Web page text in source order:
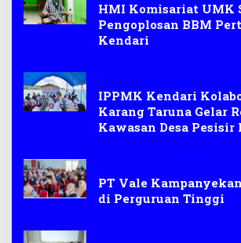
HMI Komisariat UMK
Pengoplosan BBM
Kendari
IPPMK Kendari
Karang Taruna Gelar
Kawasan Desa Pesisir
PT Vale
di Perguruan Tinggi